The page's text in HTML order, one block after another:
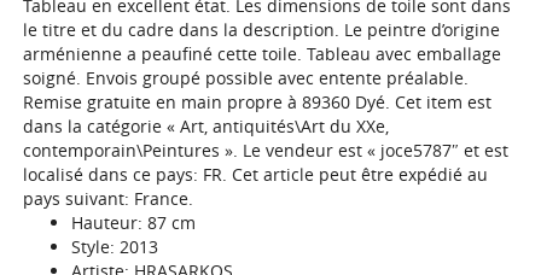
Tableau en excellent état. Les dimensions de toile sont dans
le titre et du cadre dans la description. Le peintre d’origine
arménienne a peaufiné cette toile. Tableau avec emballage
soigné. Envois groupé possible avec entente préalable.
Remise gratuite en main propre à 89360 Dyé. Cet item est
dans la catégorie « Art, antiquités\Art du XXe,
contemporain\Peintures ». Le vendeur est « joce5787″ et est
localisé dans ce pays: FR. Cet article peut être expédié au
pays suivant: France.
Hauteur: 87 cm
Style: 2013